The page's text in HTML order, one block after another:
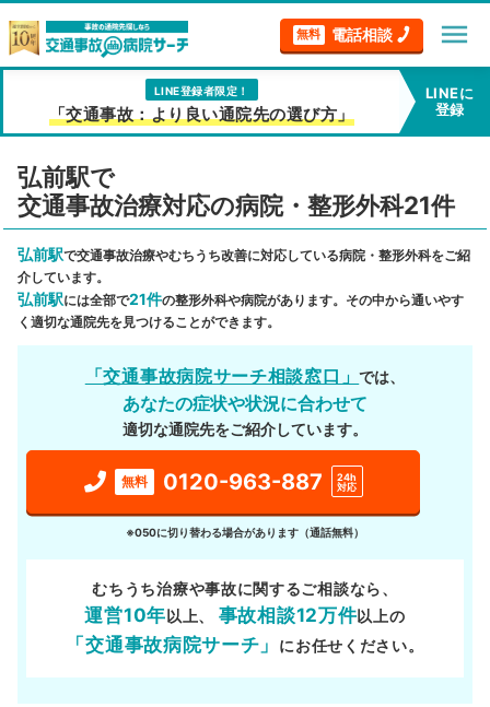
無料 電話相談 menu
LINE登録者限定！
「交通事故：より良い通院先の選び方」
LINEに
登録
弘前駅で
交通事故治療対応の病院・整形外科21件
弘前駅で交通事故治療やむちうち改善に対応している病院・整形外科をご紹
介しています。
弘前駅には全部で21件の整形外科や病院があります。その中から通いやす
く適切な通院先を見つけることができます。
「交通事故病院サーチ相談窓口」では、
あなたの症状や状況に合わせて
適切な通院先をご紹介しています。
無料 0120-963-887
24h
対応
※050に切り替わる場合があります（通話無料）
むちうち治療や事故に関するご相談なら、
運営10年以上、 事故相談12万件以上の
「交通事故病院サーチ」 にお任せください。